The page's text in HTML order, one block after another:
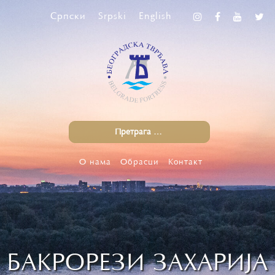
Српски Srpski English
О нама Обрасци Контакт
БАКРОРЕЗИ ЗАХАРИЈА